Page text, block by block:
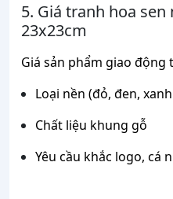
5. Giá tranh hoa sen
23x23cm
Giá sản phẩm giao động
Loại nền (đỏ, đen,
Chất liệu khung gỗ
Yêu cầu khắc logo, cá